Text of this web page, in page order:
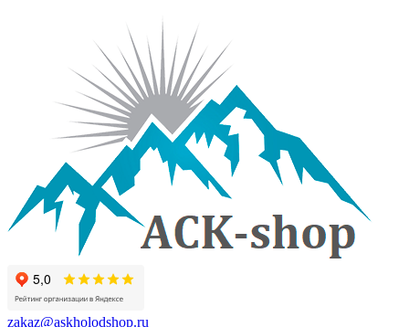
zakaz@askholodshop.ru